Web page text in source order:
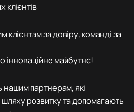
клієнтів
клієнтам за довіру, команді за
інноваційне майбутнє!
нашим партнерам, які
розвитку та допомагають